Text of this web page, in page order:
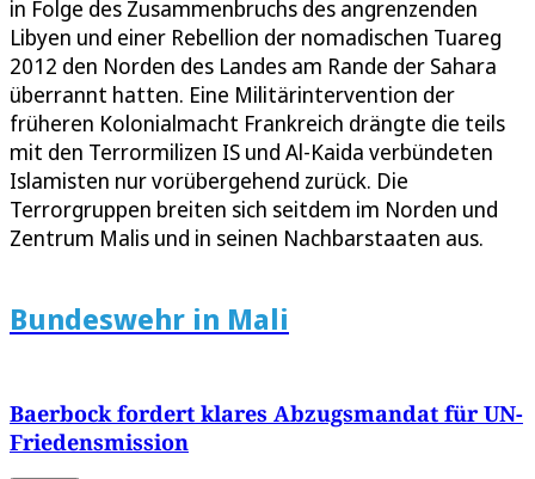
in Folge des Zusammenbruchs des angrenzenden
Libyen und einer Rebellion der nomadischen Tuareg
2012 den Norden des Landes am Rande der Sahara
überrannt hatten. Eine Militärintervention der
früheren Kolonialmacht Frankreich drängte die teils
mit den Terrormilizen IS und Al-Kaida verbündeten
Islamisten nur vorübergehend zurück. Die
Terrorgruppen breiten sich seitdem im Norden und
Zentrum Malis und in seinen Nachbarstaaten aus.
Bundeswehr in Mali
Baerbock fordert klares Abzugsmandat für UN-
Friedensmission